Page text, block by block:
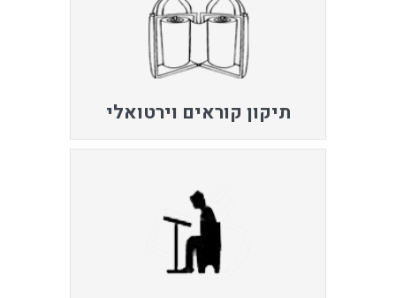
תיקון קוראים וירטואלי